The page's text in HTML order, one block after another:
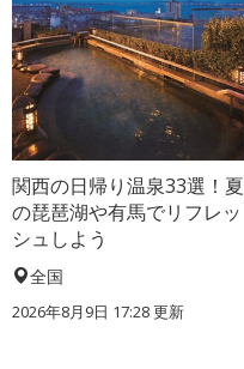
関西の日帰り温泉33選！夏
の琵琶湖や有馬でリフレッ
シュしよう
全国
2026年8月9日 17:28更新